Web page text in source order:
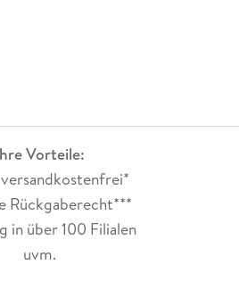
Vorteile:
Rückgaberecht***
in über 100 Filialen
uvm.